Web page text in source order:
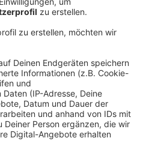
16:12
auf, Fördergelder
den Unterrichtsräumen
und könne
und Müdigkeit